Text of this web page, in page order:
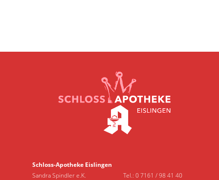
Schloss-Apotheke Eislingen
Sandra Spindler e.K.
Tel.: 0 7161 / 98 41 40